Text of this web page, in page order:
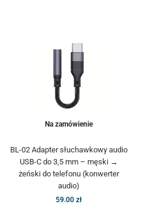
Na zamówienie
BL-02 Adapter słuchawkowy audio
USB-C do 3,5 mm – męski →
żeński do telefonu (konwerter
audio)
59.00 zł